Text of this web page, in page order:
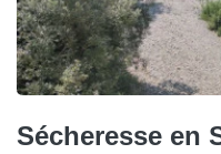
Sécheresse en